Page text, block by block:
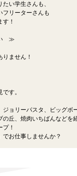
い学生さんも、
フリーターさんも
！
い ≫
ません！
す。
ジョリーパスタ、ビッグボ
の丘、焼肉いちばんなどを
！
でお仕事しませんか？